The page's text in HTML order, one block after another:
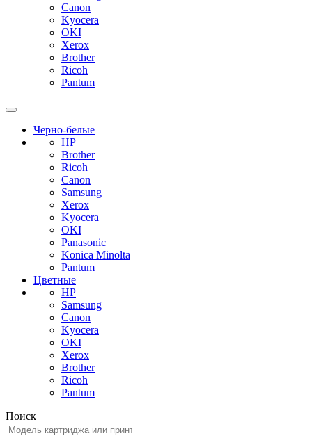
Canon
Kyocera
OKI
Xerox
Brother
Ricoh
Pantum
Черно-белые
HP
Brother
Ricoh
Canon
Samsung
Xerox
Kyocera
OKI
Panasonic
Konica Minolta
Pantum
Цветные
HP
Samsung
Canon
Kyocera
OKI
Xerox
Brother
Ricoh
Pantum
Поиск